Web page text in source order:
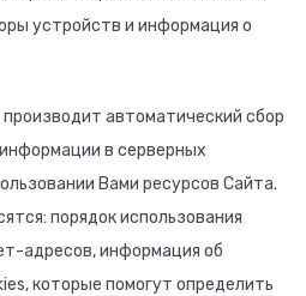
устройств и информация о
автоматический сбор
в серверных
Вами ресурсов Сайта.
порядок использования
адресов, информация об
которые помогут определить